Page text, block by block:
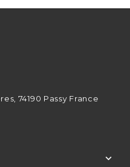
74190 Passy France
